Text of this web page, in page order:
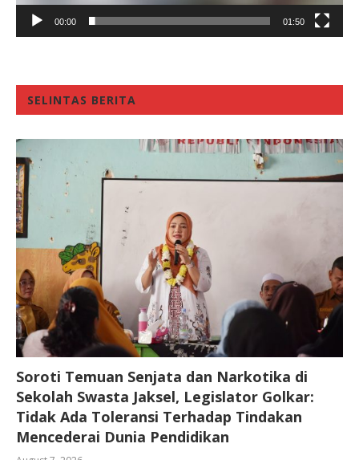
00:00 01:50
SELINTAS BERITA
Soroti Temuan Senjata dan Narkotika di
Sekolah Swasta Jaksel, Legislator Golkar:
Tidak Ada Toleransi Terhadap Tindakan
Mencederai Dunia Pendidikan